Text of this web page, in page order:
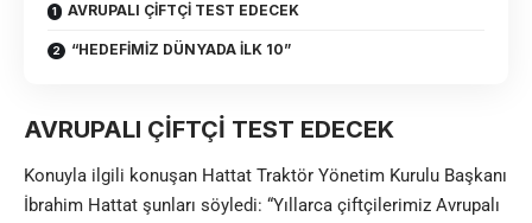
AVRUPALI ÇİFTÇİ TEST EDECEK
“HEDEFİMİZ DÜNYADA İLK 10”
AVRUPALI ÇİFTÇİ TEST EDECEK
Konuyla ilgili konuşan Hattat Traktör Yönetim Kurulu Başkanı
İbrahim Hattat şunları söyledi: “Yıllarca çiftçilerimiz Avrupalı